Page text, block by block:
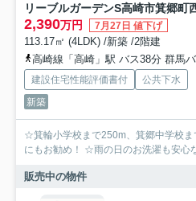
リーブルガーデンS高崎市箕郷
2,390万円 7月27日 値下げ
113.17㎡ (4LDK) /新築 /2階建
高崎線「高崎」駅 バス38分 群馬
建設住宅性能評価書付
公共下水
新築
☆箕輪小学校まで250m、箕郷中学校
にもお勧め！ ☆雨の日のお洗濯も安心
販売中の物件